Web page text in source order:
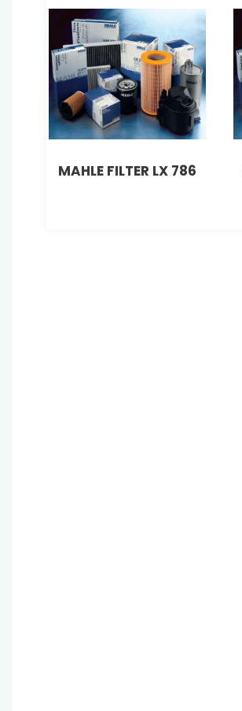
MAHLE FILTER LX 786